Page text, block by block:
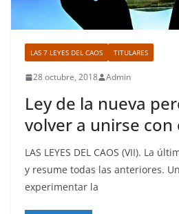
LAS 7 LEYES DEL CAOS TITULARES
28 octubre, 2018 Admin
Ley de la nueva
volver a unirse con
LAS LEYES DEL CAOS (VII). La
y resume todas las anteriores.
experimentar la